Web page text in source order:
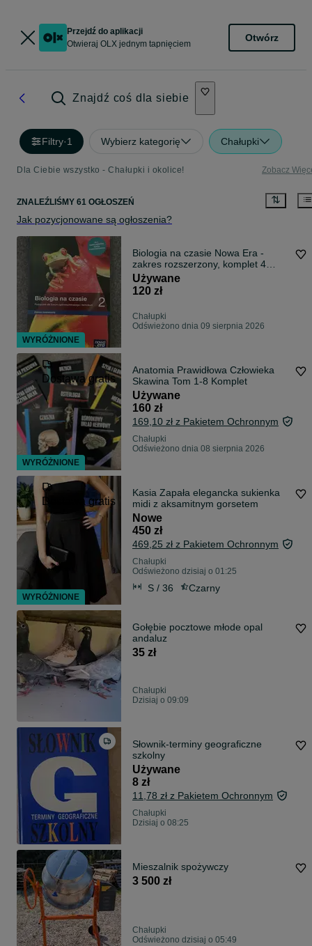
Przejdź do aplikacji
Otwieraj OLX jednym tapnięciem
Otwórz
Znajdź coś dla siebie
Filtry·1 Wybierz kategorię Chałupki
Dla Ciebie wszystko - Chałupki i okolice! Zobacz
ZNALEŹLIŚMY 61 OGŁOSZEŃ
Jak pozycjonowane są ogłoszenia?
Biologia na czasie Nowa Era -
zakres rozszerzony, komplet 4
tomów
Używane
120 zł
Chałupki
Odświeżono dnia 09 sierpnia 2026
Dostawa gratis
Anatomia Prawidłowa Człowieka
Skawina Tom 1-8 Komplet
Używane
160 zł
169,10 zł z Pakietem Ochronnym
Chałupki
Odświeżono dnia 08 sierpnia 2026
Dostawa gratis
Kasia Zapała elegancka sukienka
midi z aksamitnym gorsetem
Nowe
450 zł
469,25 zł z Pakietem Ochronnym
Chałupki
Odświeżono dzisiaj o 01:25
S / 36 Czarny
Gołębie pocztowe młode opal
andaluz
35 zł
Chałupki
Dzisiaj o 09:09
Słownik-terminy geograficzne
szkolny
Używane
8 zł
11,78 zł z Pakietem Ochronnym
Chałupki
Dzisiaj o 08:25
Mieszalnik spożywczy
3 500 zł
Chałupki
Odświeżono dzisiaj o 05:49
WYRÓŻNIONE
WYRÓŻNIONE
WYRÓŻNIONE